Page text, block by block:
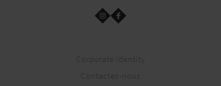
Corporate Identity
Contactez-nous